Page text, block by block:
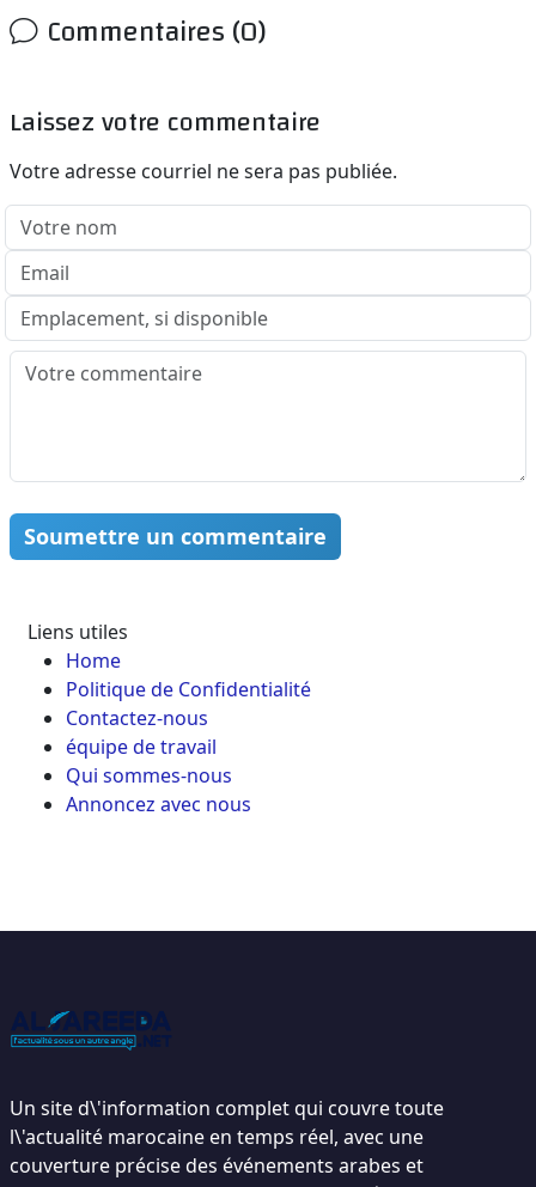
Commentaires (0)
Laissez votre commentaire
Votre adresse courriel ne sera pas publiée.
Soumettre un commentaire
Liens utiles
Home
Politique de Confidentialité
Contactez-nous
équipe de travail
Qui sommes-nous
Annoncez avec nous
Un site d\'information complet qui couvre toute
l\'actualité marocaine en temps réel, avec une
couverture précise des événements arabes et